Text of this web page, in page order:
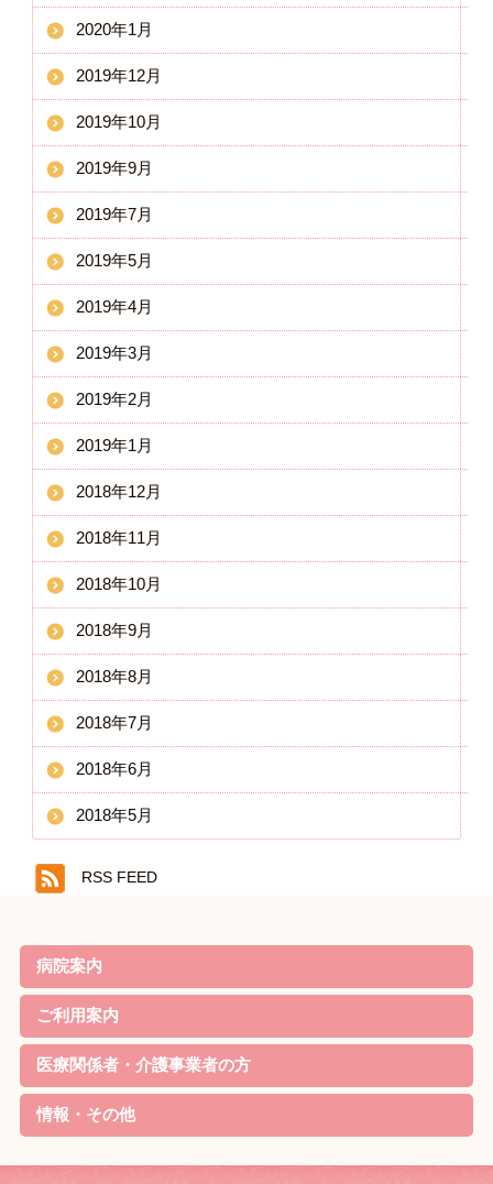
2020年1月
2019年12月
2019年10月
2019年9月
2019年7月
2019年5月
2019年4月
2019年3月
2019年2月
2019年1月
2018年12月
2018年11月
2018年10月
2018年9月
2018年8月
2018年7月
2018年6月
2018年5月
RSS FEED
病院案内
院長ごあいさつ
基本理念・基本方針
患者様の権利と責務・子ども憲章
病院機能評価の認定
概要・沿革
当院の特徴
診療案内
病院実績
職員体制・部門紹介
対象疾患
ご利用案内
リハビリのご案内
外来について
家族教室
定期便
入院について
お見舞いの方
院内無料Wi-Fi利用規約
医療関係者・介護事業者の方
資格取得
リハビリ最新機器
学会発表
情報・その他
待機状況
新着情報
採用情報
交通アクセス
リンク
サイトマップ
個人情報の取り扱いについて
お問合せ・ご相談
病院ソーシャルメディア運用規程
お知らせ
研究情報の公開について